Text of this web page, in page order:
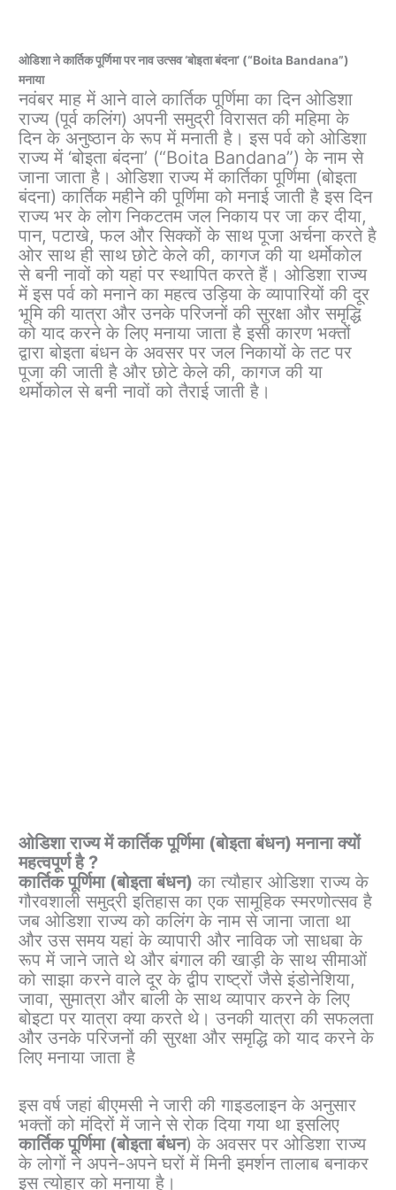
ओडिशा ने कार्तिक पूर्णिमा पर नाव उत्सव ‘बोइता बंदना’ (“Boita Bandana”)
मनाया
नवंबर माह में आने वाले कार्तिक पूर्णिमा का दिन ओडिशा
राज्य (पूर्व कलिंग) अपनी समुद्री विरासत की महिमा के
दिन के अनुष्ठान के रूप में मनाती है। इस पर्व को ओडिशा
राज्य में ‘बोइता बंदना’ (“Boita Bandana”) के नाम से
जाना जाता है। ओडिशा राज्य में कार्तिका पूर्णिमा (बोइता
बंदना) कार्तिक महीने की पूर्णिमा को मनाई जाती है इस दिन
राज्य भर के लोग निकटतम जल निकाय पर जा कर दीया,
पान, पटाखे, फल और सिक्कों के साथ पूजा अर्चना करते है
ओर साथ ही साथ छोटे केले की, कागज की या थर्मोकोल
से बनी नावों को यहां पर स्थापित करते हैं। ओडिशा राज्य
में इस पर्व को मनाने का महत्व उड़िया के व्यापारियों की दूर
भूमि की यात्रा और उनके परिजनों की सुरक्षा और समृद्धि
को याद करने के लिए मनाया जाता है इसी कारण भक्तों
द्वारा बोइता बंधन के अवसर पर जल निकायों के तट पर
पूजा की जाती है और छोटे केले की, कागज की या
थर्मोकोल से बनी नावों को तैराई जाती है।
ओडिशा राज्य में कार्तिक पूर्णिमा (बोइता बंधन) मनाना क्यों
महत्वपूर्ण है ?
कार्तिक पूर्णिमा (बोइता बंधन) का त्यौहार ओडिशा राज्य के
गौरवशाली समुद्री इतिहास का एक सामूहिक स्मरणोत्सव है
जब ओडिशा राज्य को कलिंग के नाम से जाना जाता था
और उस समय यहां के व्यापारी और नाविक जो साधबा के
रूप में जाने जाते थे और बंगाल की खाड़ी के साथ सीमाओं
को साझा करने वाले दूर के द्वीप राष्ट्रों जैसे इंडोनेशिया,
जावा, सुमात्रा और बाली के साथ व्यापार करने के लिए
बोइटा पर यात्रा क्या करते थे। उनकी यात्रा की सफलता
और उनके परिजनों की सुरक्षा और समृद्धि को याद करने के
लिए मनाया जाता है
इस वर्ष जहां बीएमसी ने जारी की गाइडलाइन के अनुसार
भक्तों को मंदिरों में जाने से रोक दिया गया था इसलिए
कार्तिक पूर्णिमा (बोइता बंधन) के अवसर पर ओडिशा राज्य
के लोगों ने अपने-अपने घरों में मिनी इमर्शन तालाब बनाकर
इस त्योहार को मनाया है।